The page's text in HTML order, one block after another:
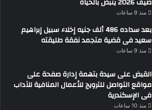
صيف 2026 ينبض بالحياة
منذ 9 ساعات
بعد سداده 486 ألف جنيه إخلاء سبيل إبراهيم
سعيد فى قضية متجمد نفقة طليقته
منذ 9 ساعات
القبض على سيدة بتهمة إدارة صفحة على
مواقع التواصل للترويج للأعمال المنافية للآداب
فى الإسكندرية
منذ 10 ساعات